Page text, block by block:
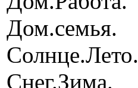
Дом.семья.
Солнце.Лето.
Снег.Зима.